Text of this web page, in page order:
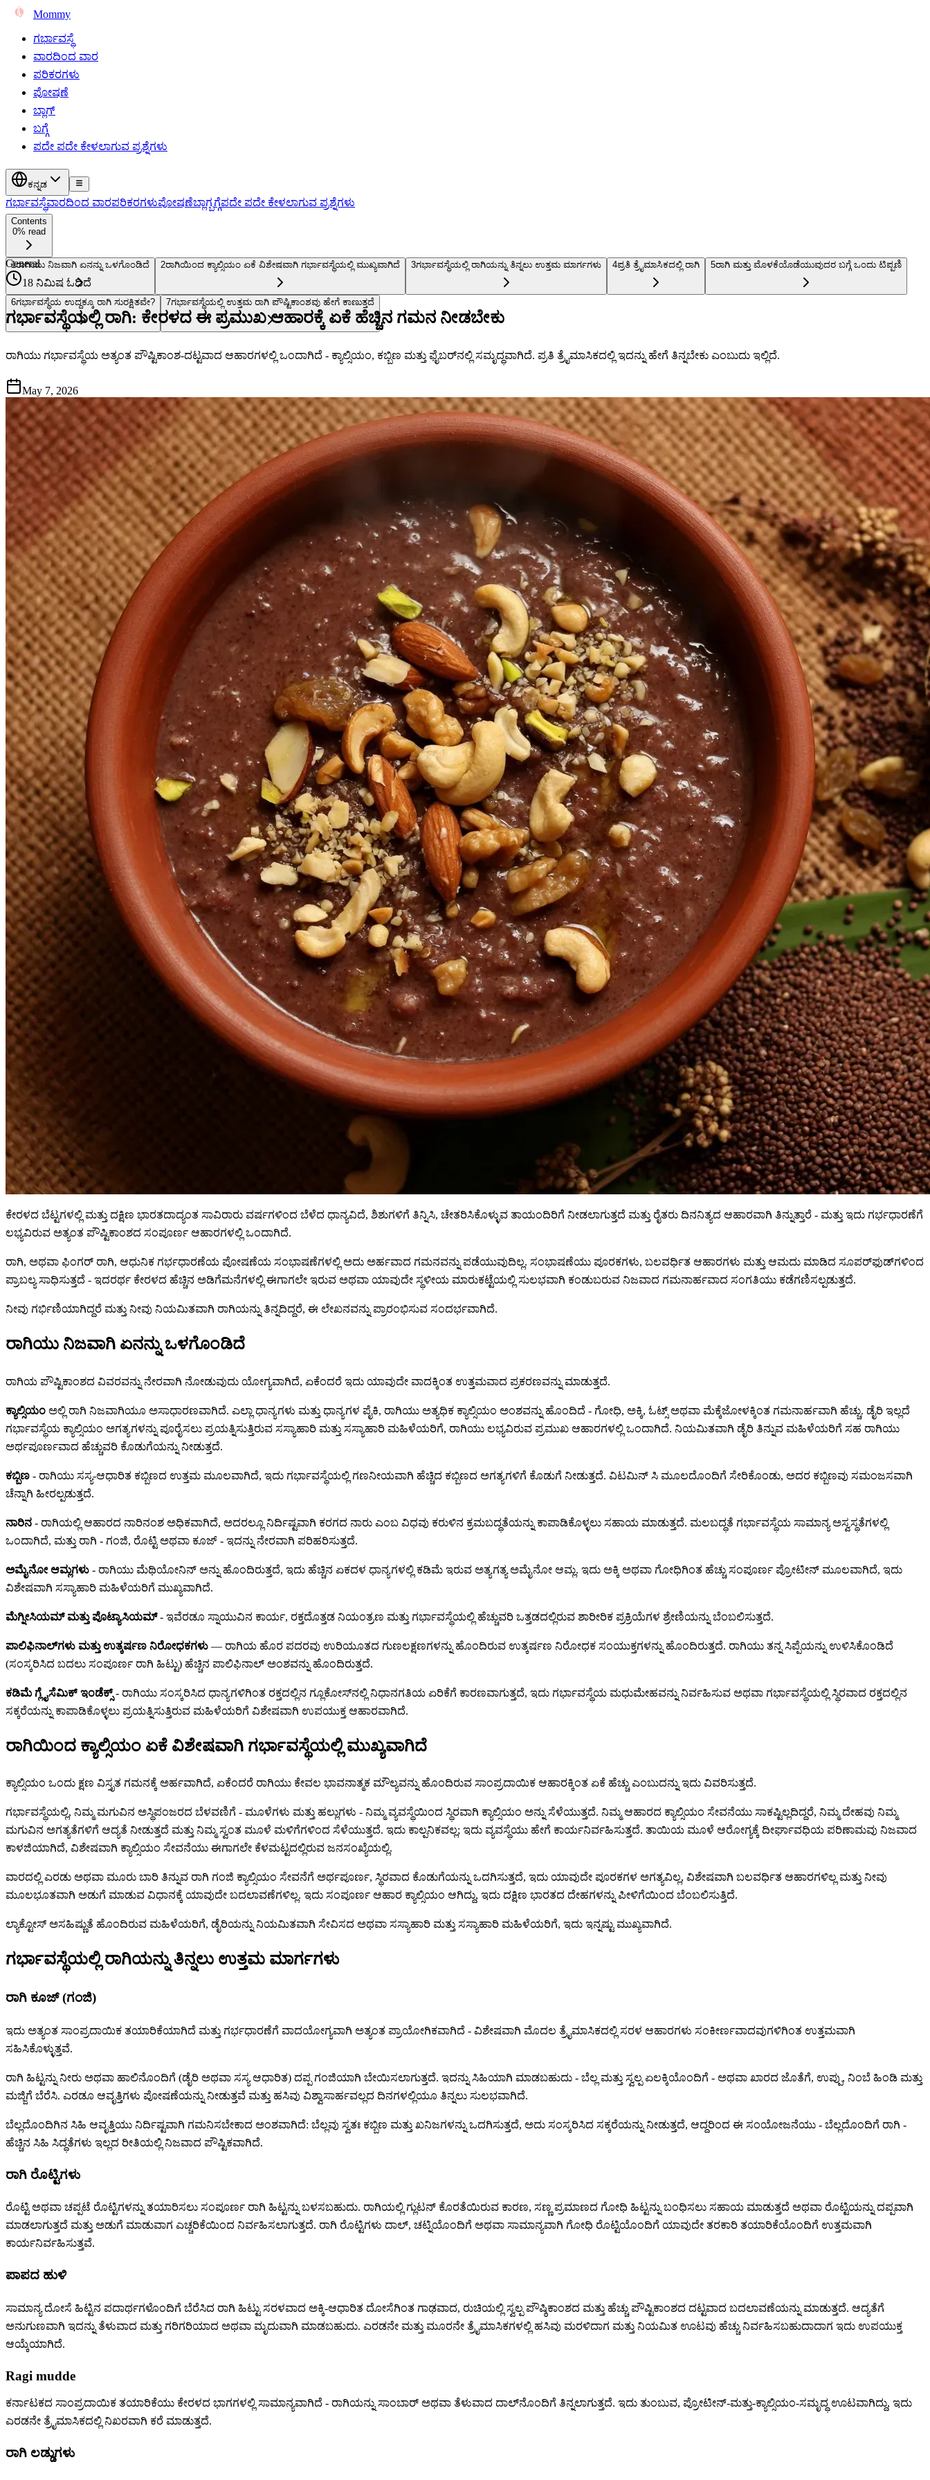
Mommy
ಗರ್ಭಾವಸ್ಥೆ
ವಾರದಿಂದ ವಾರ
ಪರಿಕರಗಳು
ಪೋಷಣೆ
ಬ್ಲಾಗ್
ಬಗ್ಗೆ
ಪದೇ ಪದೇ ಕೇಳಲಾಗುವ ಪ್ರಶ್ನೆಗಳು
ಕನ್ನಡ
ಗರ್ಭಾವಸ್ಥೆವಾರದಿಂದ ವಾರಪರಿಕರಗಳುಪೋಷಣೆಬ್ಲಾಗ್ ಬಗ್ಗೆಪದೇ ಪದೇ ಕೇಳಲಾಗುವ ಪ್ರಶ್ನೆಗಳು
Contents
0% read
1ರಾಗಿಯು ನಿಜವಾಗಿ ಏನನ್ನು ಒಳಗೊಂಡಿದೆ 2ರಾಗಿಯಿಂದ ಕ್ಯಾಲ್ಸಿಯಂ ಏಕೆ ವಿಶೇಷವಾಗಿ ಗರ್ಭಾವಸ್ಥೆಯಲ್ಲಿ ಮುಖ್ಯವಾಗಿದೆ 3ಗರ್ಭಾವಸ್ಥೆಯಲ್ಲಿ ರಾಗಿಯನ್ನು ತಿನ್ನಲು ಉತ್ತಮ ಮಾರ್ಗಗಳು 4ಪ್ರತಿ ತ್ರೈಮಾಸಿಕದಲ್ಲಿ ರಾಗಿ 5ರಾಗಿ ಮತ್ತು ಮೊಳಕೆಯೊಡೆಯುವುದರ ಬಗ್ಗೆ ಒಂದು ಟಿಪ್ಪಣಿ
6ಗರ್ಭಾವಸ್ಥೆಯ ಉದ್ದಕ್ಕೂ ರಾಗಿ ಸುರಕ್ಷಿತವೇ? 7ಗರ್ಭಾವಸ್ಥೆಯಲ್ಲಿ ಉತ್ತಮ ರಾಗಿ ಪೌಷ್ಟಿಕಾಂಶವು ಹೇಗೆ ಕಾಣುತ್ತದೆ
General
18 ನಿಮಿಷ ಓದಿದೆ
ಗರ್ಭಾವಸ್ಥೆಯಲ್ಲಿ ರಾಗಿ: ಕೇರಳದ ಈ ಪ್ರಮುಖ ಆಹಾರಕ್ಕೆ ಏಕೆ ಹೆಚ್ಚಿನ ಗಮನ ನೀಡಬೇಕು
ರಾಗಿಯು ಗರ್ಭಾವಸ್ಥೆಯ ಅತ್ಯಂತ ಪೌಷ್ಟಿಕಾಂಶ-ದಟ್ಟವಾದ ಆಹಾರಗಳಲ್ಲಿ ಒಂದಾಗಿದೆ - ಕ್ಯಾಲ್ಸಿಯಂ, ಕಬ್ಬಿಣ ಮತ್ತು ಫೈಬರ್‌ನಲ್ಲಿ ಸಮೃದ್ಧವಾಗಿದೆ. ಪ್ರತಿ ತ್ರೈಮಾಸಿಕದಲ್ಲಿ ಇದನ್ನು ಹೇಗೆ ತಿನ್ನಬೇಕು ಎಂಬುದು ಇಲ್ಲಿದೆ.
May 7, 2026
ಕೇರಳದ ಬೆಟ್ಟಗಳಲ್ಲಿ ಮತ್ತು ದಕ್ಷಿಣ ಭಾರತದಾದ್ಯಂತ ಸಾವಿರಾರು ವರ್ಷಗಳಿಂದ ಬೆಳೆದ ಧಾನ್ಯವಿದೆ, ಶಿಶುಗಳಿಗೆ ತಿನ್ನಿಸಿ, ಚೇತರಿಸಿಕೊಳ್ಳುವ ತಾಯಂದಿರಿಗೆ ನೀಡಲಾಗುತ್ತದೆ ಮತ್ತು ರೈತರು ದಿನನಿತ್ಯದ ಆಹಾರವಾಗಿ ತಿನ್ನುತ್ತಾರೆ - ಮತ್ತು ಇದು ಗರ್ಭಧಾರಣೆಗೆ
ಲಭ್ಯವಿರುವ ಅತ್ಯಂತ ಪೌಷ್ಟಿಕಾಂಶದ ಸಂಪೂರ್ಣ ಆಹಾರಗಳಲ್ಲಿ ಒಂದಾಗಿದೆ.
ರಾಗಿ, ಅಥವಾ ಫಿಂಗರ್ ರಾಗಿ, ಆಧುನಿಕ ಗರ್ಭಧಾರಣೆಯ ಪೋಷಣೆಯ ಸಂಭಾಷಣೆಗಳಲ್ಲಿ ಅದು ಅರ್ಹವಾದ ಗಮನವನ್ನು ಪಡೆಯುವುದಿಲ್ಲ. ಸಂಭಾಷಣೆಯು ಪೂರಕಗಳು, ಬಲವರ್ಧಿತ ಆಹಾರಗಳು ಮತ್ತು ಆಮದು ಮಾಡಿದ ಸೂಪರ್‌ಫುಡ್‌ಗಳಿಂದ
ಪ್ರಾಬಲ್ಯ ಸಾಧಿಸುತ್ತದೆ - ಇದರರ್ಥ ಕೇರಳದ ಹೆಚ್ಚಿನ ಅಡಿಗೆಮನೆಗಳಲ್ಲಿ ಈಗಾಗಲೇ ಇರುವ ಅಥವಾ ಯಾವುದೇ ಸ್ಥಳೀಯ ಮಾರುಕಟ್ಟೆಯಲ್ಲಿ ಸುಲಭವಾಗಿ ಕಂಡುಬರುವ ನಿಜವಾದ ಗಮನಾರ್ಹವಾದ ಸಂಗತಿಯು ಕಡೆಗಣಿಸಲ್ಪಡುತ್ತದೆ.
ನೀವು ಗರ್ಭಿಣಿಯಾಗಿದ್ದರೆ ಮತ್ತು ನೀವು ನಿಯಮಿತವಾಗಿ ರಾಗಿಯನ್ನು ತಿನ್ನದಿದ್ದರೆ, ಈ ಲೇಖನವನ್ನು ಪ್ರಾರಂಭಿಸುವ ಸಂದರ್ಭವಾಗಿದೆ.
ರಾಗಿಯು ನಿಜವಾಗಿ ಏನನ್ನು ಒಳಗೊಂಡಿದೆ
ರಾಗಿಯ ಪೌಷ್ಟಿಕಾಂಶದ ವಿವರವನ್ನು ನೇರವಾಗಿ ನೋಡುವುದು ಯೋಗ್ಯವಾಗಿದೆ, ಏಕೆಂದರೆ ಇದು ಯಾವುದೇ ವಾದಕ್ಕಿಂತ ಉತ್ತಮವಾದ ಪ್ರಕರಣವನ್ನು ಮಾಡುತ್ತದೆ.
ಕ್ಯಾಲ್ಸಿಯಂ ಅಲ್ಲಿ ರಾಗಿ ನಿಜವಾಗಿಯೂ ಅಸಾಧಾರಣವಾಗಿದೆ. ಎಲ್ಲಾ ಧಾನ್ಯಗಳು ಮತ್ತು ಧಾನ್ಯಗಳ ಪೈಕಿ, ರಾಗಿಯು ಅತ್ಯಧಿಕ ಕ್ಯಾಲ್ಸಿಯಂ ಅಂಶವನ್ನು ಹೊಂದಿದೆ - ಗೋಧಿ, ಅಕ್ಕಿ, ಓಟ್ಸ್ ಅಥವಾ ಮೆಕ್ಕೆಜೋಳಕ್ಕಿಂತ ಗಮನಾರ್ಹವಾಗಿ ಹೆಚ್ಚು. ಡೈರಿ ಇಲ್ಲದೆ
ಗರ್ಭಾವಸ್ಥೆಯ ಕ್ಯಾಲ್ಸಿಯಂ ಅಗತ್ಯಗಳನ್ನು ಪೂರೈಸಲು ಪ್ರಯತ್ನಿಸುತ್ತಿರುವ ಸಸ್ಯಾಹಾರಿ ಮತ್ತು ಸಸ್ಯಾಹಾರಿ ಮಹಿಳೆಯರಿಗೆ, ರಾಗಿಯು ಲಭ್ಯವಿರುವ ಪ್ರಮುಖ ಆಹಾರಗಳಲ್ಲಿ ಒಂದಾಗಿದೆ. ನಿಯಮಿತವಾಗಿ ಡೈರಿ ತಿನ್ನುವ ಮಹಿಳೆಯರಿಗೆ ಸಹ ರಾಗಿಯು
ಅರ್ಥಪೂರ್ಣವಾದ ಹೆಚ್ಚುವರಿ ಕೊಡುಗೆಯನ್ನು ನೀಡುತ್ತದೆ.
ಕಬ್ಬಿಣ - ರಾಗಿಯು ಸಸ್ಯ-ಆಧಾರಿತ ಕಬ್ಬಿಣದ ಉತ್ತಮ ಮೂಲವಾಗಿದೆ, ಇದು ಗರ್ಭಾವಸ್ಥೆಯಲ್ಲಿ ಗಣನೀಯವಾಗಿ ಹೆಚ್ಚಿದ ಕಬ್ಬಿಣದ ಅಗತ್ಯಗಳಿಗೆ ಕೊಡುಗೆ ನೀಡುತ್ತದೆ. ವಿಟಮಿನ್ ಸಿ ಮೂಲದೊಂದಿಗೆ ಸೇರಿಕೊಂಡು, ಅದರ ಕಬ್ಬಿಣವು ಸಮಂಜಸವಾಗಿ
ಚೆನ್ನಾಗಿ ಹೀರಲ್ಪಡುತ್ತದೆ.
ನಾರಿನ - ರಾಗಿಯಲ್ಲಿ ಆಹಾರದ ನಾರಿನಂಶ ಅಧಿಕವಾಗಿದೆ, ಅದರಲ್ಲೂ ನಿರ್ದಿಷ್ಟವಾಗಿ ಕರಗದ ನಾರು ಎಂಬ ವಿಧವು ಕರುಳಿನ ಕ್ರಮಬದ್ಧತೆಯನ್ನು ಕಾಪಾಡಿಕೊಳ್ಳಲು ಸಹಾಯ ಮಾಡುತ್ತದೆ. ಮಲಬದ್ಧತೆ ಗರ್ಭಾವಸ್ಥೆಯ ಸಾಮಾನ್ಯ ಅಸ್ವಸ್ಥತೆಗಳಲ್ಲಿ
ಒಂದಾಗಿದೆ, ಮತ್ತು ರಾಗಿ - ಗಂಜಿ, ರೊಟ್ಟಿ ಅಥವಾ ಕೂಜ್ - ಇದನ್ನು ನೇರವಾಗಿ ಪರಿಹರಿಸುತ್ತದೆ.
ಅಮೈನೋ ಆಮ್ಲಗಳು - ರಾಗಿಯು ಮೆಥಿಯೋನಿನ್ ಅನ್ನು ಹೊಂದಿರುತ್ತದೆ, ಇದು ಹೆಚ್ಚಿನ ಏಕದಳ ಧಾನ್ಯಗಳಲ್ಲಿ ಕಡಿಮೆ ಇರುವ ಅತ್ಯಗತ್ಯ ಅಮೈನೋ ಆಮ್ಲ. ಇದು ಅಕ್ಕಿ ಅಥವಾ ಗೋಧಿಗಿಂತ ಹೆಚ್ಚು ಸಂಪೂರ್ಣ ಪ್ರೋಟೀನ್ ಮೂಲವಾಗಿದೆ, ಇದು
ವಿಶೇಷವಾಗಿ ಸಸ್ಯಾಹಾರಿ ಮಹಿಳೆಯರಿಗೆ ಮುಖ್ಯವಾಗಿದೆ.
ಮೆಗ್ನೀಸಿಯಮ್ ಮತ್ತು ಪೊಟ್ಯಾಸಿಯಮ್- ಇವೆರಡೂ ಸ್ನಾಯುವಿನ ಕಾರ್ಯ, ರಕ್ತದೊತ್ತಡ ನಿಯಂತ್ರಣ ಮತ್ತು ಗರ್ಭಾವಸ್ಥೆಯಲ್ಲಿ ಹೆಚ್ಚುವರಿ ಒತ್ತಡದಲ್ಲಿರುವ ಶಾರೀರಿಕ ಪ್ರಕ್ರಿಯೆಗಳ ಶ್ರೇಣಿಯನ್ನು ಬೆಂಬಲಿಸುತ್ತದೆ.
ಪಾಲಿಫಿನಾಲ್‌ಗಳು ಮತ್ತು ಉತ್ಕರ್ಷಣ ನಿರೋಧಕಗಳು — ರಾಗಿಯ ಹೊರ ಪದರವು ಉರಿಯೂತದ ಗುಣಲಕ್ಷಣಗಳನ್ನು ಹೊಂದಿರುವ ಉತ್ಕರ್ಷಣ ನಿರೋಧಕ ಸಂಯುಕ್ತಗಳನ್ನು ಹೊಂದಿರುತ್ತದೆ. ರಾಗಿಯು ತನ್ನ ಸಿಪ್ಪೆಯನ್ನು ಉಳಿಸಿಕೊಂಡಿದೆ
(ಸಂಸ್ಕರಿಸಿದ ಬದಲು ಸಂಪೂರ್ಣ ರಾಗಿ ಹಿಟ್ಟು) ಹೆಚ್ಚಿನ ಪಾಲಿಫಿನಾಲ್ ಅಂಶವನ್ನು ಹೊಂದಿರುತ್ತದೆ.
ಕಡಿಮೆ ಗ್ಲೈಸೆಮಿಕ್ ಇಂಡೆಕ್ಸ್- ರಾಗಿಯು ಸಂಸ್ಕರಿಸಿದ ಧಾನ್ಯಗಳಿಗಿಂತ ರಕ್ತದಲ್ಲಿನ ಗ್ಲೂಕೋಸ್‌ನಲ್ಲಿ ನಿಧಾನಗತಿಯ ಏರಿಕೆಗೆ ಕಾರಣವಾಗುತ್ತದೆ, ಇದು ಗರ್ಭಾವಸ್ಥೆಯ ಮಧುಮೇಹವನ್ನು ನಿರ್ವಹಿಸುವ ಅಥವಾ ಗರ್ಭಾವಸ್ಥೆಯಲ್ಲಿ ಸ್ಥಿರವಾದ ರಕ್ತದಲ್ಲಿನ
ಸಕ್ಕರೆಯನ್ನು ಕಾಪಾಡಿಕೊಳ್ಳಲು ಪ್ರಯತ್ನಿಸುತ್ತಿರುವ ಮಹಿಳೆಯರಿಗೆ ವಿಶೇಷವಾಗಿ ಉಪಯುಕ್ತ ಆಹಾರವಾಗಿದೆ.
ರಾಗಿಯಿಂದ ಕ್ಯಾಲ್ಸಿಯಂ ಏಕೆ ವಿಶೇಷವಾಗಿ ಗರ್ಭಾವಸ್ಥೆಯಲ್ಲಿ ಮುಖ್ಯವಾಗಿದೆ
ಕ್ಯಾಲ್ಸಿಯಂ ಒಂದು ಕ್ಷಣ ವಿಸ್ತೃತ ಗಮನಕ್ಕೆ ಅರ್ಹವಾಗಿದೆ, ಏಕೆಂದರೆ ರಾಗಿಯು ಕೇವಲ ಭಾವನಾತ್ಮಕ ಮೌಲ್ಯವನ್ನು ಹೊಂದಿರುವ ಸಾಂಪ್ರದಾಯಿಕ ಆಹಾರಕ್ಕಿಂತ ಏಕೆ ಹೆಚ್ಚು ಎಂಬುದನ್ನು ಇದು ವಿವರಿಸುತ್ತದೆ.
ಗರ್ಭಾವಸ್ಥೆಯಲ್ಲಿ, ನಿಮ್ಮ ಮಗುವಿನ ಅಸ್ಥಿಪಂಜರದ ಬೆಳವಣಿಗೆ - ಮೂಳೆಗಳು ಮತ್ತು ಹಲ್ಲುಗಳು - ನಿಮ್ಮ ವ್ಯವಸ್ಥೆಯಿಂದ ಸ್ಥಿರವಾಗಿ ಕ್ಯಾಲ್ಸಿಯಂ ಅನ್ನು ಸೆಳೆಯುತ್ತದೆ. ನಿಮ್ಮ ಆಹಾರದ ಕ್ಯಾಲ್ಸಿಯಂ ಸೇವನೆಯು ಸಾಕಷ್ಟಿಲ್ಲದಿದ್ದರೆ, ನಿಮ್ಮ ದೇಹವು ನಿಮ್ಮ
ಮಗುವಿನ ಅಗತ್ಯತೆಗಳಿಗೆ ಆದ್ಯತೆ ನೀಡುತ್ತದೆ ಮತ್ತು ನಿಮ್ಮ ಸ್ವಂತ ಮೂಳೆ ಮಳಿಗೆಗಳಿಂದ ಸೆಳೆಯುತ್ತದೆ. ಇದು ಕಾಲ್ಪನಿಕವಲ್ಲ; ಇದು ವ್ಯವಸ್ಥೆಯು ಹೇಗೆ ಕಾರ್ಯನಿರ್ವಹಿಸುತ್ತದೆ. ತಾಯಿಯ ಮೂಳೆ ಆರೋಗ್ಯಕ್ಕೆ ದೀರ್ಘಾವಧಿಯ ಪರಿಣಾಮವು ನಿಜವಾದ
ಕಾಳಜಿಯಾಗಿದೆ, ವಿಶೇಷವಾಗಿ ಕ್ಯಾಲ್ಸಿಯಂ ಸೇವನೆಯು ಈಗಾಗಲೇ ಕೆಳಮಟ್ಟದಲ್ಲಿರುವ ಜನಸಂಖ್ಯೆಯಲ್ಲಿ.
ವಾರದಲ್ಲಿ ಎರಡು ಅಥವಾ ಮೂರು ಬಾರಿ ತಿನ್ನುವ ರಾಗಿ ಗಂಜಿ ಕ್ಯಾಲ್ಸಿಯಂ ಸೇವನೆಗೆ ಅರ್ಥಪೂರ್ಣ, ಸ್ಥಿರವಾದ ಕೊಡುಗೆಯನ್ನು ಒದಗಿಸುತ್ತದೆ, ಇದು ಯಾವುದೇ ಪೂರಕಗಳ ಅಗತ್ಯವಿಲ್ಲ, ವಿಶೇಷವಾಗಿ ಬಲವರ್ಧಿತ ಆಹಾರಗಳಿಲ್ಲ ಮತ್ತು ನೀವು
ಮೂಲಭೂತವಾಗಿ ಅಡುಗೆ ಮಾಡುವ ವಿಧಾನಕ್ಕೆ ಯಾವುದೇ ಬದಲಾವಣೆಗಳಿಲ್ಲ. ಇದು ಸಂಪೂರ್ಣ ಆಹಾರ ಕ್ಯಾಲ್ಸಿಯಂ ಆಗಿದ್ದು, ಇದು ದಕ್ಷಿಣ ಭಾರತದ ದೇಹಗಳನ್ನು ಪೀಳಿಗೆಯಿಂದ ಬೆಂಬಲಿಸುತ್ತಿದೆ.
ಲ್ಯಾಕ್ಟೋಸ್ ಅಸಹಿಷ್ಣುತೆ ಹೊಂದಿರುವ ಮಹಿಳೆಯರಿಗೆ, ಡೈರಿಯನ್ನು ನಿಯಮಿತವಾಗಿ ಸೇವಿಸದ ಅಥವಾ ಸಸ್ಯಾಹಾರಿ ಮತ್ತು ಸಸ್ಯಾಹಾರಿ ಮಹಿಳೆಯರಿಗೆ, ಇದು ಇನ್ನಷ್ಟು ಮುಖ್ಯವಾಗಿದೆ.
ಗರ್ಭಾವಸ್ಥೆಯಲ್ಲಿ ರಾಗಿಯನ್ನು ತಿನ್ನಲು ಉತ್ತಮ ಮಾರ್ಗಗಳು
ರಾಗಿ ಕೂಜ್ (ಗಂಜಿ)
ಇದು ಅತ್ಯಂತ ಸಾಂಪ್ರದಾಯಿಕ ತಯಾರಿಕೆಯಾಗಿದೆ ಮತ್ತು ಗರ್ಭಧಾರಣೆಗೆ ವಾದಯೋಗ್ಯವಾಗಿ ಅತ್ಯಂತ ಪ್ರಾಯೋಗಿಕವಾಗಿದೆ - ವಿಶೇಷವಾಗಿ ಮೊದಲ ತ್ರೈಮಾಸಿಕದಲ್ಲಿ ಸರಳ ಆಹಾರಗಳು ಸಂಕೀರ್ಣವಾದವುಗಳಿಗಿಂತ ಉತ್ತಮವಾಗಿ
ಸಹಿಸಿಕೊಳ್ಳುತ್ತವೆ.
ರಾಗಿ ಹಿಟ್ಟನ್ನು ನೀರು ಅಥವಾ ಹಾಲಿನೊಂದಿಗೆ (ಡೈರಿ ಅಥವಾ ಸಸ್ಯ ಆಧಾರಿತ) ದಪ್ಪ ಗಂಜಿಯಾಗಿ ಬೇಯಿಸಲಾಗುತ್ತದೆ. ಇದನ್ನು ಸಿಹಿಯಾಗಿ ಮಾಡಬಹುದು - ಬೆಲ್ಲ ಮತ್ತು ಸ್ವಲ್ಪ ಏಲಕ್ಕಿಯೊಂದಿಗೆ - ಅಥವಾ ಖಾರದ ಜೊತೆಗೆ, ಉಪ್ಪು, ನಿಂಬೆ ಹಿಂಡಿ ಮತ್ತು
ಮಜ್ಜಿಗೆ ಬೆರೆಸಿ. ಎರಡೂ ಆವೃತ್ತಿಗಳು ಪೋಷಣೆಯನ್ನು ನೀಡುತ್ತವೆ ಮತ್ತು ಹಸಿವು ವಿಶ್ವಾಸಾರ್ಹವಲ್ಲದ ದಿನಗಳಲ್ಲಿಯೂ ತಿನ್ನಲು ಸುಲಭವಾಗಿದೆ.
ಬೆಲ್ಲದೊಂದಿಗಿನ ಸಿಹಿ ಆವೃತ್ತಿಯು ನಿರ್ದಿಷ್ಟವಾಗಿ ಗಮನಿಸಬೇಕಾದ ಅಂಶವಾಗಿದೆ: ಬೆಲ್ಲವು ಸ್ವತಃ ಕಬ್ಬಿಣ ಮತ್ತು ಖನಿಜಗಳನ್ನು ಒದಗಿಸುತ್ತದೆ, ಅದು ಸಂಸ್ಕರಿಸಿದ ಸಕ್ಕರೆಯನ್ನು ನೀಡುತ್ತದೆ, ಆದ್ದರಿಂದ ಈ ಸಂಯೋಜನೆಯು - ಬೆಲ್ಲದೊಂದಿಗೆ ರಾಗಿ -
ಹೆಚ್ಚಿನ ಸಿಹಿ ಸಿದ್ಧತೆಗಳು ಇಲ್ಲದ ರೀತಿಯಲ್ಲಿ ನಿಜವಾದ ಪೌಷ್ಟಿಕವಾಗಿದೆ.
ರಾಗಿ ರೊಟ್ಟಿಗಳು
ರೊಟ್ಟಿ ಅಥವಾ ಚಪ್ಪಟೆ ರೊಟ್ಟಿಗಳನ್ನು ತಯಾರಿಸಲು ಸಂಪೂರ್ಣ ರಾಗಿ ಹಿಟ್ಟನ್ನು ಬಳಸಬಹುದು. ರಾಗಿಯಲ್ಲಿ ಗ್ಲುಟನ್ ಕೊರತೆಯಿರುವ ಕಾರಣ, ಸಣ್ಣ ಪ್ರಮಾಣದ ಗೋಧಿ ಹಿಟ್ಟನ್ನು ಬಂಧಿಸಲು ಸಹಾಯ ಮಾಡುತ್ತದೆ ಅಥವಾ ರೊಟ್ಟಿಯನ್ನು ದಪ್ಪವಾಗಿ
ಮಾಡಲಾಗುತ್ತದೆ ಮತ್ತು ಅಡುಗೆ ಮಾಡುವಾಗ ಎಚ್ಚರಿಕೆಯಿಂದ ನಿರ್ವಹಿಸಲಾಗುತ್ತದೆ. ರಾಗಿ ರೊಟ್ಟಿಗಳು ದಾಲ್, ಚಟ್ನಿಯೊಂದಿಗೆ ಅಥವಾ ಸಾಮಾನ್ಯವಾಗಿ ಗೋಧಿ ರೊಟ್ಟಿಯೊಂದಿಗೆ ಯಾವುದೇ ತರಕಾರಿ ತಯಾರಿಕೆಯೊಂದಿಗೆ ಉತ್ತಮವಾಗಿ
ಕಾರ್ಯನಿರ್ವಹಿಸುತ್ತವೆ.
ಪಾಪದ ಹುಳಿ
ಸಾಮಾನ್ಯ ದೋಸೆ ಹಿಟ್ಟಿನ ಪದಾರ್ಥಗಳೊಂದಿಗೆ ಬೆರೆಸಿದ ರಾಗಿ ಹಿಟ್ಟು ಸರಳವಾದ ಅಕ್ಕಿ-ಆಧಾರಿತ ದೋಸೆಗಿಂತ ಗಾಢವಾದ, ರುಚಿಯಲ್ಲಿ ಸ್ವಲ್ಪ ಪೌಷ್ಠಿಕಾಂಶದ ಮತ್ತು ಹೆಚ್ಚು ಪೌಷ್ಟಿಕಾಂಶದ ದಟ್ಟವಾದ ಬದಲಾವಣೆಯನ್ನು ಮಾಡುತ್ತದೆ. ಆದ್ಯತೆಗೆ
ಅನುಗುಣವಾಗಿ ಇದನ್ನು ತೆಳುವಾದ ಮತ್ತು ಗರಿಗರಿಯಾದ ಅಥವಾ ಮೃದುವಾಗಿ ಮಾಡಬಹುದು. ಎರಡನೇ ಮತ್ತು ಮೂರನೇ ತ್ರೈಮಾಸಿಕಗಳಲ್ಲಿ ಹಸಿವು ಮರಳಿದಾಗ ಮತ್ತು ನಿಯಮಿತ ಊಟವು ಹೆಚ್ಚು ನಿರ್ವಹಿಸಬಹುದಾದಾಗ ಇದು ಉಪಯುಕ್ತ
ಆಯ್ಕೆಯಾಗಿದೆ.
Ragi mudde
ಕರ್ನಾಟಕದ ಸಾಂಪ್ರದಾಯಿಕ ತಯಾರಿಕೆಯು ಕೇರಳದ ಭಾಗಗಳಲ್ಲಿ ಸಾಮಾನ್ಯವಾಗಿದೆ - ರಾಗಿಯನ್ನು ಸಾಂಬಾರ್ ಅಥವಾ ತೆಳುವಾದ ದಾಲ್‌ನೊಂದಿಗೆ ತಿನ್ನಲಾಗುತ್ತದೆ. ಇದು ತುಂಬುವ, ಪ್ರೋಟೀನ್-ಮತ್ತು-ಕ್ಯಾಲ್ಸಿಯಂ-ಸಮೃದ್ಧ ಊಟವಾಗಿದ್ದು, ಇದು
ಎರಡನೇ ತ್ರೈಮಾಸಿಕದಲ್ಲಿ ನಿಖರವಾಗಿ ಕರೆ ಮಾಡುತ್ತದೆ.
ರಾಗಿ ಲಡ್ಡುಗಳು